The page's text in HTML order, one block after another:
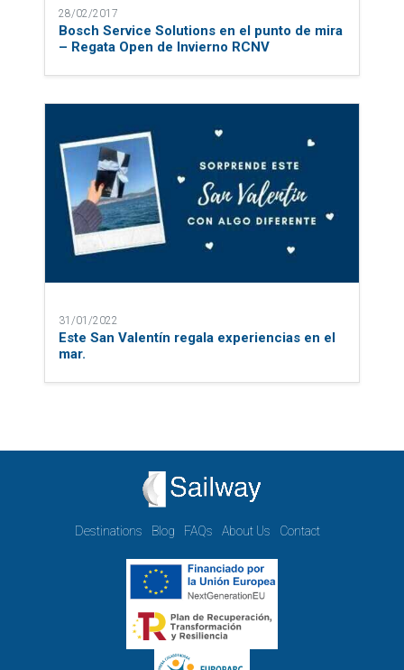
28/02/2017
Bosch Service Solutions en el punto de mira
– Regata Open de Invierno RCNV
31/01/2022
Este San Valentín regala experiencias en el
mar.
Destinations Blog FAQs About Us Contact